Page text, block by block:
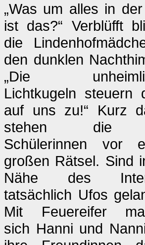
„Was um alles in
ist das?“ Verblüfft
die
den dunklen
„Die
Lichtkugeln steuern
auf uns zu!“ Kurz
stehen die
Schülerinnen vor
großen Rätsel. Sind
Nähe des
tatsächlich Ufos
Mit Feuereifer
sich Hanni und